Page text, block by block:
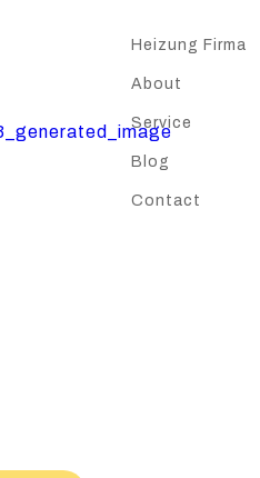
Heizung Firma
About
Service
Blog
Contact